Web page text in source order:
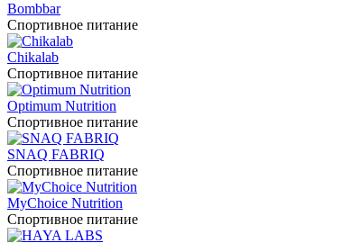
Bombbar
Спортивное питание
Chikalab
Спортивное питание
Optimum Nutrition
Спортивное питание
SNAQ FABRIQ
Спортивное питание
MyChoice Nutrition
Спортивное питание